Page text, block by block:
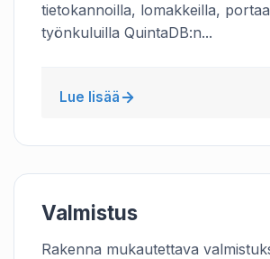
tietokannoilla, lomakkeilla,
työnkuluilla QuintaDB:n...
Lue lisää
Valmistus
Rakenna mukautettava